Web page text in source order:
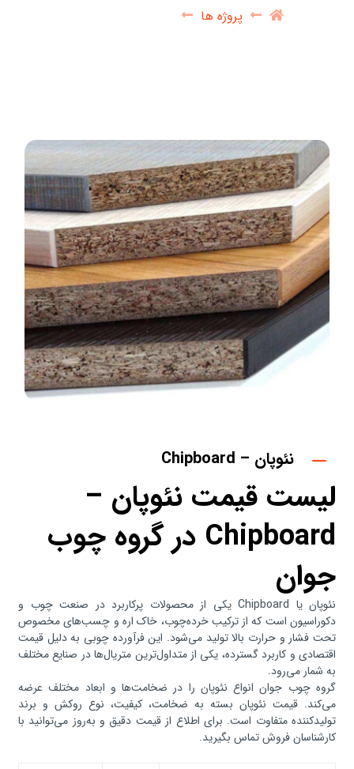
پروژه ها
نئوپان – Chipboard
لیست قیمت نئوپان –
Chipboard در گروه چوب
جوان
نئوپان یا Chipboard یکی از محصولات پرکاربرد در صنعت چوب و
دکوراسیون است که از ترکیب خرده‌چوب، خاک اره و چسب‌های مخصوص
تحت فشار و حرارت بالا تولید می‌شود. این فرآورده چوبی به دلیل قیمت
اقتصادی و کاربرد گسترده، یکی از متداول‌ترین متریال‌ها در صنایع مختلف
به شمار می‌رود.
گروه چوب جوان انواع نئوپان را در ضخامت‌ها و ابعاد مختلف عرضه
می‌کند. قیمت نئوپان بسته به ضخامت، کیفیت، نوع روکش و برند
تولیدکننده متفاوت است. برای اطلاع از قیمت دقیق و به‌روز می‌توانید با
کارشناسان فروش تماس بگیرید.